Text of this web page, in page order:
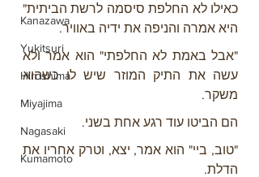
Kanazawa
Yukitsuri
Hiroshima
Miyajima
Nagasaki
Kumamoto
היא אמרה והניפה את ידיה באוויר.
עשה את התיק המוזר שיש לו כשהוא
משקר.
הם הביטו עוד רגע אחת בשני.
הדלת.